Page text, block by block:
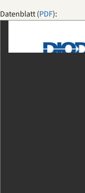
Datenblatt (PDF):